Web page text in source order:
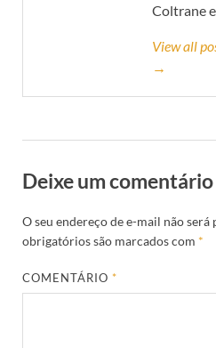
Coltrane
View all
→
Deixe um comentário
O seu endereço de e-mail não será
obrigatórios são marcados com *
COMENTÁRIO*